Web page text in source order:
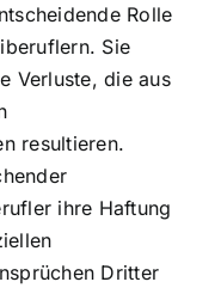
Rolle
Sie
Verluste, die aus
resultieren.
ihre Haftung
Dritter